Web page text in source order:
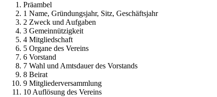
Präambel
1 Name, Gründungsjahr, Sitz, Geschäftsjahr
2 Zweck und Aufgaben
3 Gemeinnützigkeit
4 Mitgliedschaft
5 Organe des Vereins
6 Vorstand
7 Wahl und Amtsdauer des Vorstands
8 Beirat
9 Mitgliederversammlung
10 Auflösung des Vereins